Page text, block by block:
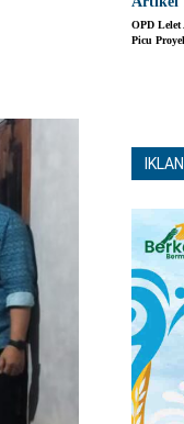
OPD
Picu
IKLAN